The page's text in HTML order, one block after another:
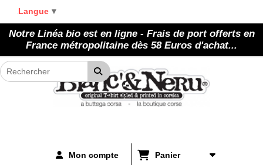
Notre Linéa bio est en ligne - Frais de port offerts en
France métropolitaine dès 58 Euros d'achat...
Mon compte Panier
Langue ▼